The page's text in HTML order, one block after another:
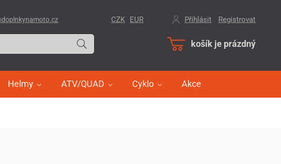
košík je prázdný
Helmy ATV/QUAD Cyklo Akce
CZK EUR Přihlásit Registrovat